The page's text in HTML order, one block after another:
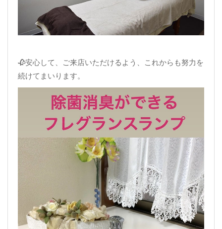
🥀安心して、ご来店いただけるよう、これからも努力を
続けてまいります。